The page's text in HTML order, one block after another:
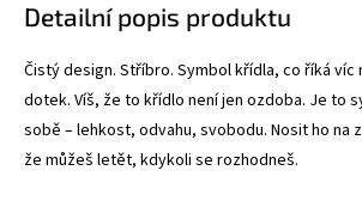
Detailní popis produktu
Čistý design. Stříbro. Symbol křídla, co říká víc
dotek. Víš, že to křídlo není jen ozdoba. Je to
sobě – lehkost, odvahu, svobodu. Nosit ho na
že můžeš letět, kdykoli se rozhodneš.